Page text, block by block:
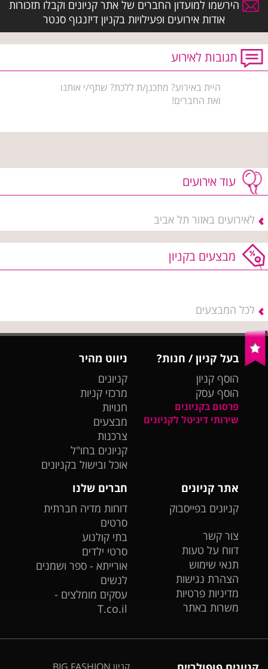
הירשמו למועדון החברים של אתר קניונים וקבלו תזכורות
אודות אירועים ופעילויות בקניון דיזנגוף סנטר
תגובות לאירוע
היית באירוע? מתכנן/ת ללכת? שתף/י אותנו
ואת החברים!
עוד אירועים
לאירועים באזור תל אביב
מבצעים בקניון
לכל המבצעים
בעל קניון / חנות?
הוסף קניון
הוסף עסק
פרסום בקניונים
שירותי דיגיטל לקניונים
ניווט מהיר
קניונים
מרכזי קניות
חנויות
מבצעים
צרכנות
קניונים בחו"ל
אוכל ובישול בקניונים
אתר קניונים
קניונים בפייסבוק
צור קשר
דווח על טעות
תנאי שימוש
הצהרת נגישות
מדיניות פרטיות
משרות באתר
חברים שלנו
דוחות מדיה חברתית
סרטים
בתי קולנוע
סרטי ילדים
אורייתא - ספר ושמנים
לנשים
עסקים מומלצים -
T.co.il